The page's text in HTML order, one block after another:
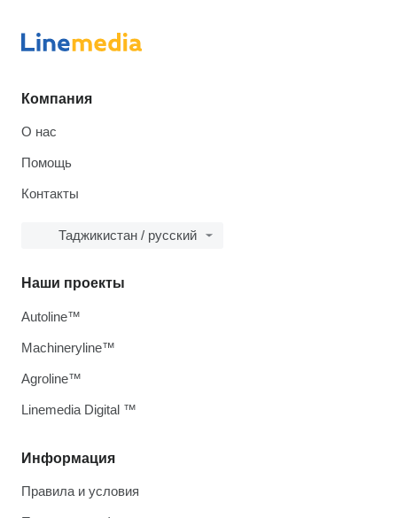
Компания
О нас
Помощь
Контакты
Таджикистан / русский
Информация
Правила и условия
Наши проекты
Autoline™
Machineryline™
Agroline™
Linemedia Digital ™